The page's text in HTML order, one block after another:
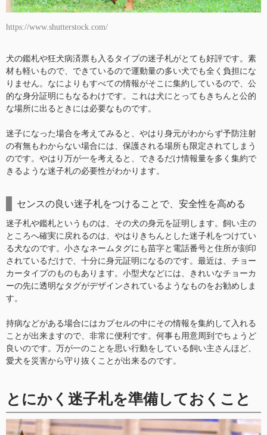
https://www.shutterstock.com/
犬の鑑札や狂犬病済票も入るタイプの迷子札がとても好評です。素
材も軽いもので、できているので運動量の多い犬でも全く負担にな
りません。なによりもすべての情報がそこに集約しているので、公
的な身分証明にもなるわけです。これは犬にとってもきちんと公的
な場所に出るときには必要なものです。
迷子になった場合を考えてみると、やはり身元がわからず予防注射
の有無もわからない場合には、保護される場所も限定されてしまう
のです。やはり万が一を考えると、できるだけ情報量を多く集約で
きるような迷子札の必要性がわかります。
センスの良い迷子札をつけることで、安全性を高める
迷子札や鑑札というものは、その犬の身元を証明します。飼い主の
ところへ確実に戻れるのは、やはりきちんとした迷子札をつけてい
る犬なのです。小さなネームタグにも苗字と電話番号と住所が刻印
されているだけで、十分に身元証明になるのです。最近は、チョー
カータイプのものもあります。小型犬などには、きれいなチョーカ
ーの先に透明なタグがデザインされているようなものをお勧めしま
す。
持病などがある場合にはカプセルの中にその情報を集約して入れる
ことが出来ますので、非常に便利です。何事も用意周到でちょうど
良いのです。万が一のことを思い行動をしている飼い主さんほど、
愛犬を災害から守り抜くことが出来るのです。
とにかく迷子札を準備しておくこと